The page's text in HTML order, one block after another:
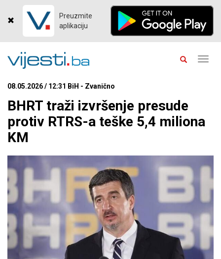
Preuzmite
aplikaciju
08.05.2026 / 12:31 BiH - Zvanično
BHRT traži izvršenje presude
protiv RTRS-a teške 5,4 miliona
KM